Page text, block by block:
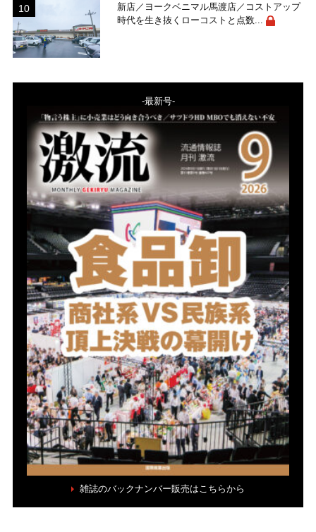
新店／ヨークベニマル馬渡店／コストアップ
時代を生き抜くローコストと点数...
-最新号-
雑誌のバックナンバー販売はこちらから